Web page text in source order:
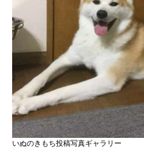
いぬのきもち投稿写真ギャラリー